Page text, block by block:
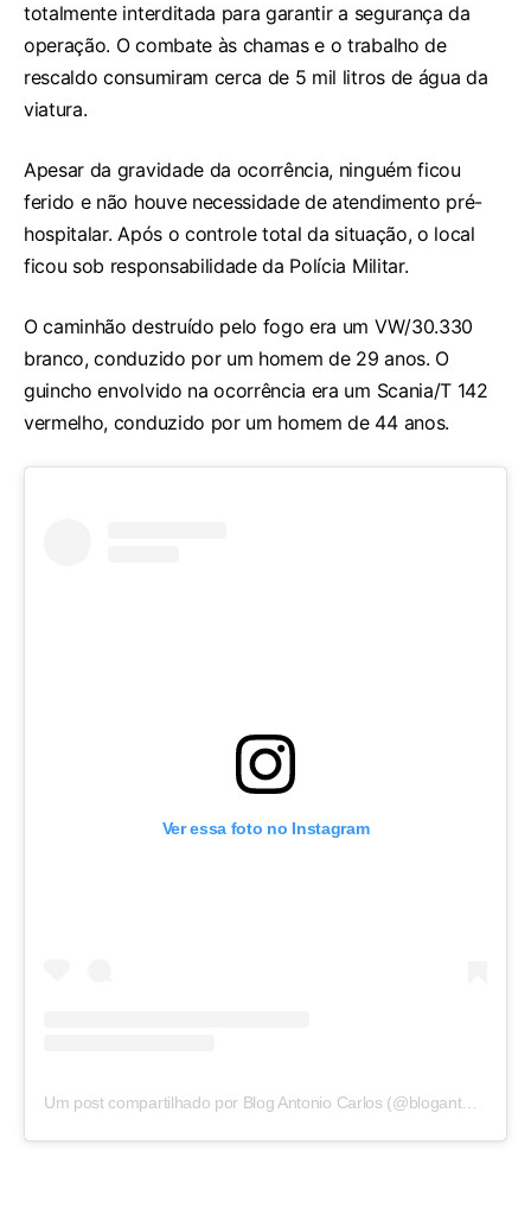
totalmente interditada para garantir a segurança da
operação. O combate às chamas e o trabalho de
rescaldo consumiram cerca de 5 mil litros de água da
viatura.
Apesar da gravidade da ocorrência, ninguém ficou
ferido e não houve necessidade de atendimento pré-
hospitalar. Após o controle total da situação, o local
ficou sob responsabilidade da Polícia Militar.
O caminhão destruído pelo fogo era um VW/30.330
branco, conduzido por um homem de 29 anos. O
guincho envolvido na ocorrência era um Scania/T 142
vermelho, conduzido por um homem de 44 anos.
Ver essa foto no Instagram
Um post compartilhado por Blog Antonio Carlos (@blogantoniocarlos)